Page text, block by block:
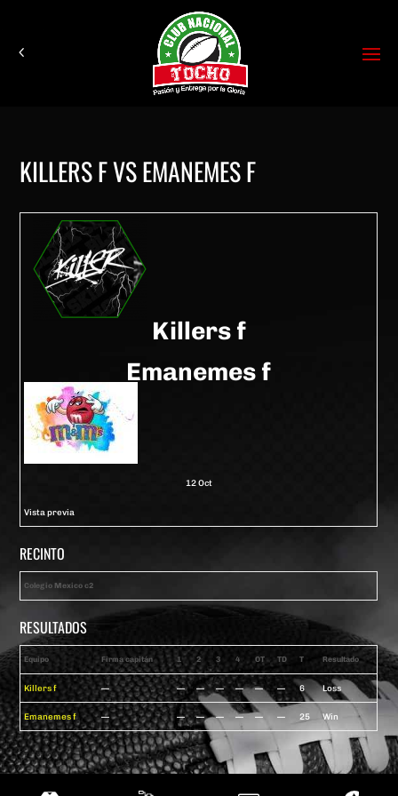
KILLERS F VS EMANEMES F
Killers f
Emanemes f
12 Oct
Vista previa
RECINTO
Colegio Mexico c2
RESULTADOS
Equipo Firma capitán 1 2 3 4 OT TD T Resultado
Killers f — — — — — — — 6 Loss
Emanemes f — — — — — — — 25 Win